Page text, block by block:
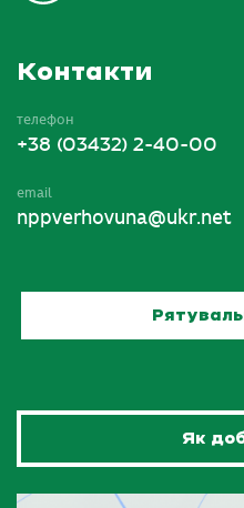
Контакти
телефон
+38 (03432) 2-40-00
email
nppverhovuna@ukr.net
Як